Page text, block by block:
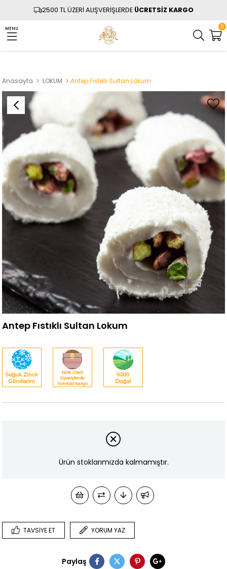
MENU
2500 TL ÜZERİ ALIŞVERİŞLERDE ÜCRETSİZ KARGO
0
Anasayfa LOKUM Antep Fıstıklı Sultan Lokum
Antep Fıstıklı Sultan Lokum
Ürün stoklarımızda kalmamıştır.
TAVSIYE ET YORUM YAZ
Paylaş